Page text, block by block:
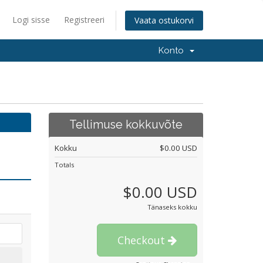
Logi sisse Registreeri Vaata ostukorvi
Konto
Tellimuse kokkuvõte
Kokku $0.00 USD
Totals
$0.00 USD
Tänaseks kokku
Checkout